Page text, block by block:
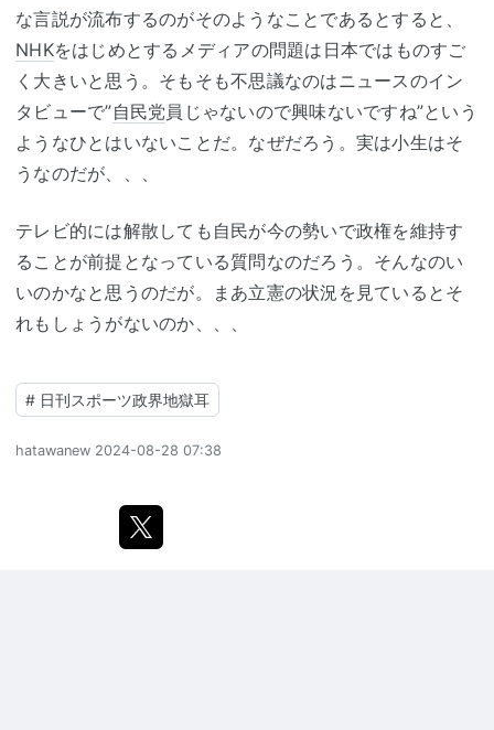
な言説が流布するのがそのようなことであるとすると、
NHKをはじめとするメディアの問題は日本ではものすご
く大きいと思う。そもそも不思議なのはニュースのイン
タビューで”自民党 員じゃないので興味ないですね”という
ようなひとはいないことだ。なぜだろう。実は小生はそ
うなのだが、、、
テレビ的には解散しても自民が今の勢いで政権を維持す
ることが前提となっている質問なのだろう。そんなのい
いのかなと思うのだが。まあ立憲の状況を見ているとそ
れもしょうがないのか、、、
# 日刊スポーツ政界地獄耳
hatawanew 2024-08-28 07:38